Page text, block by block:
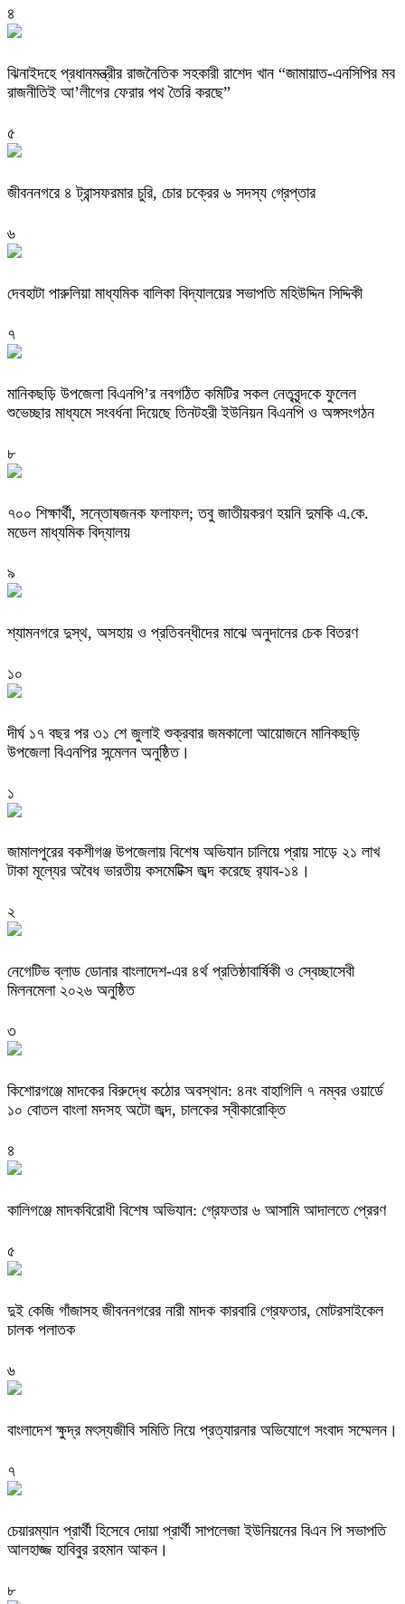
৪
ঝিনাইদহে প্রধানমন্ত্রীর রাজনৈতিক সহকারী রাশেদ খান “জামায়াত-এনসিপির মব
রাজনীতিই আ’লীগের ফেরার পথ তৈরি করছে”
৫
জীবননগরে ৪ ট্রান্সফরমার চুরি, চোর চক্রের ৬ সদস্য গ্রেপ্তার
৬
দেবহাটা পারুলিয়া মাধ্যমিক বালিকা বিদ্যালয়ের সভাপতি মহিউদ্দিন সিদ্দিকী
৭
মানিকছড়ি উপজেলা বিএনপি’র নবগঠিত কমিটির সকল নেতৃবৃন্দকে ফুলেল
শুভেচ্ছার মাধ্যমে সংবর্ধনা দিয়েছে তিনটহরী ইউনিয়ন বিএনপি ও অঙ্গসংগঠন
৮
৭০০ শিক্ষার্থী, সন্তোষজনক ফলাফল; তবু জাতীয়করণ হয়নি দুমকি এ.কে.
মডেল মাধ্যমিক বিদ্যালয় ‎
৯
শ্যামনগরে দুস্থ, অসহায় ও প্রতিবন্ধীদের মাঝে অনুদানের চেক বিতরণ
১০
দীর্ঘ ১৭ বছর পর ৩১ শে জুলাই শুক্রবার জমকালো আয়োজনে মানিকছড়ি
উপজেলা বিএনপির সন্মেলন অনুষ্ঠিত।
১
জামালপুরের বকশীগঞ্জ উপজেলায় বিশেষ অভিযান চালিয়ে প্রায় সাড়ে ২১ লাখ
টাকা মূল্যের অবৈধ ভারতীয় কসমেটিক্স জব্দ করেছে র‌্যাব-১৪।
২
নেগেটিভ ব্লাড ডোনার বাংলাদেশ-এর ৪র্থ প্রতিষ্ঠাবার্ষিকী ও স্বেচ্ছাসেবী
মিলনমেলা ২০২৬ অনুষ্ঠিত
৩
কিশোরগঞ্জে মাদকের বিরুদ্ধে কঠোর অবস্থান: ৪নং বাহাগিলি ৭ নম্বর ওয়ার্ডে
১০ বোতল বাংলা মদসহ অটো জব্দ, চালকের স্বীকারোক্তি
৪
কালিগঞ্জে মাদকবিরোধী বিশেষ অভিযান: গ্রেফতার ৬ আসামি আদালতে প্রেরণ
৫
দুই কেজি গাঁজাসহ জীবননগরের নারী মাদক কারবারি গ্রেফতার, মোটরসাইকেল
চালক পলাতক
৬
বাংলাদেশ ক্ষুদ্র মৎস্যজীবি সমিতি নিয়ে প্রত্যারনার অভিযোগে সংবাদ সম্মেলন।
৭
চেয়ারম্যান প্রার্থী হিসেবে দোয়া প্রার্থী সাপলেজা ইউনিয়নের বিএন পি সভাপতি
আলহাজ্জ হাবিবুর রহমান আকন।
৮